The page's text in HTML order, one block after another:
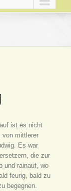
ist es nicht
von mittlerer
Es war
die zur
und rainauf, wo
feurig, bald zu
begegnen.